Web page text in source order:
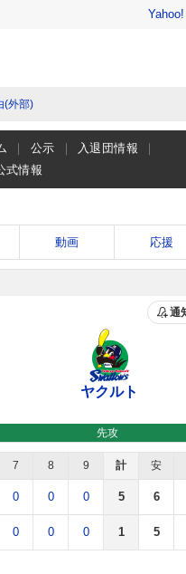
(外部)
公示
入退団情報
式情報
動画 応援
通
ヤクルト
先攻
7 8 9 計 安
0 0 0 5 6
0 0 0 1 5